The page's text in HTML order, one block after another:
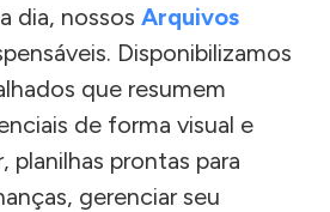
dia, nossos Arquivos
Disponibilizamos
que resumem
de forma visual e
planilhas prontas para
gerenciar seu